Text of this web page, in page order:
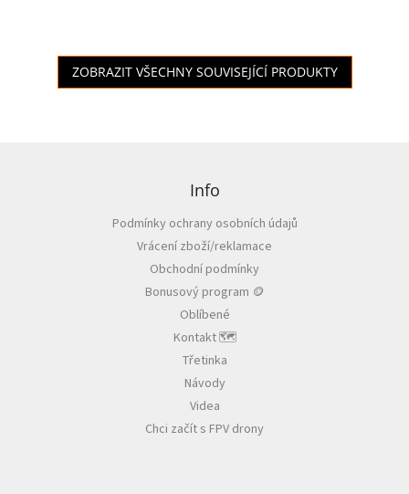
ZOBRAZIT VŠECHNY SOUVISEJÍCÍ PRODUKTY
Info
Podmínky ochrany osobních údajů
Vrácení zboží/reklamace
Obchodní podmínky
Bonusový program 🪙
Oblíbené
Kontakt 🗺️
Třetinka
Návody
Videa
Chci začít s FPV drony